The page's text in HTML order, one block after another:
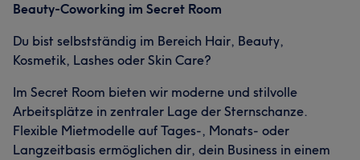
Beauty-Coworking im Secret Room
Du bist selbstständig im Bereich Hair, Beauty,
Kosmetik, Lashes oder Skin Care?
Im Secret Room bieten wir moderne und stilvolle
Arbeitsplätze in zentraler Lage der Sternschanze.
Flexible Mietmodelle auf Tages-, Monats- oder
Langzeitbasis ermöglichen dir, dein Business in einem